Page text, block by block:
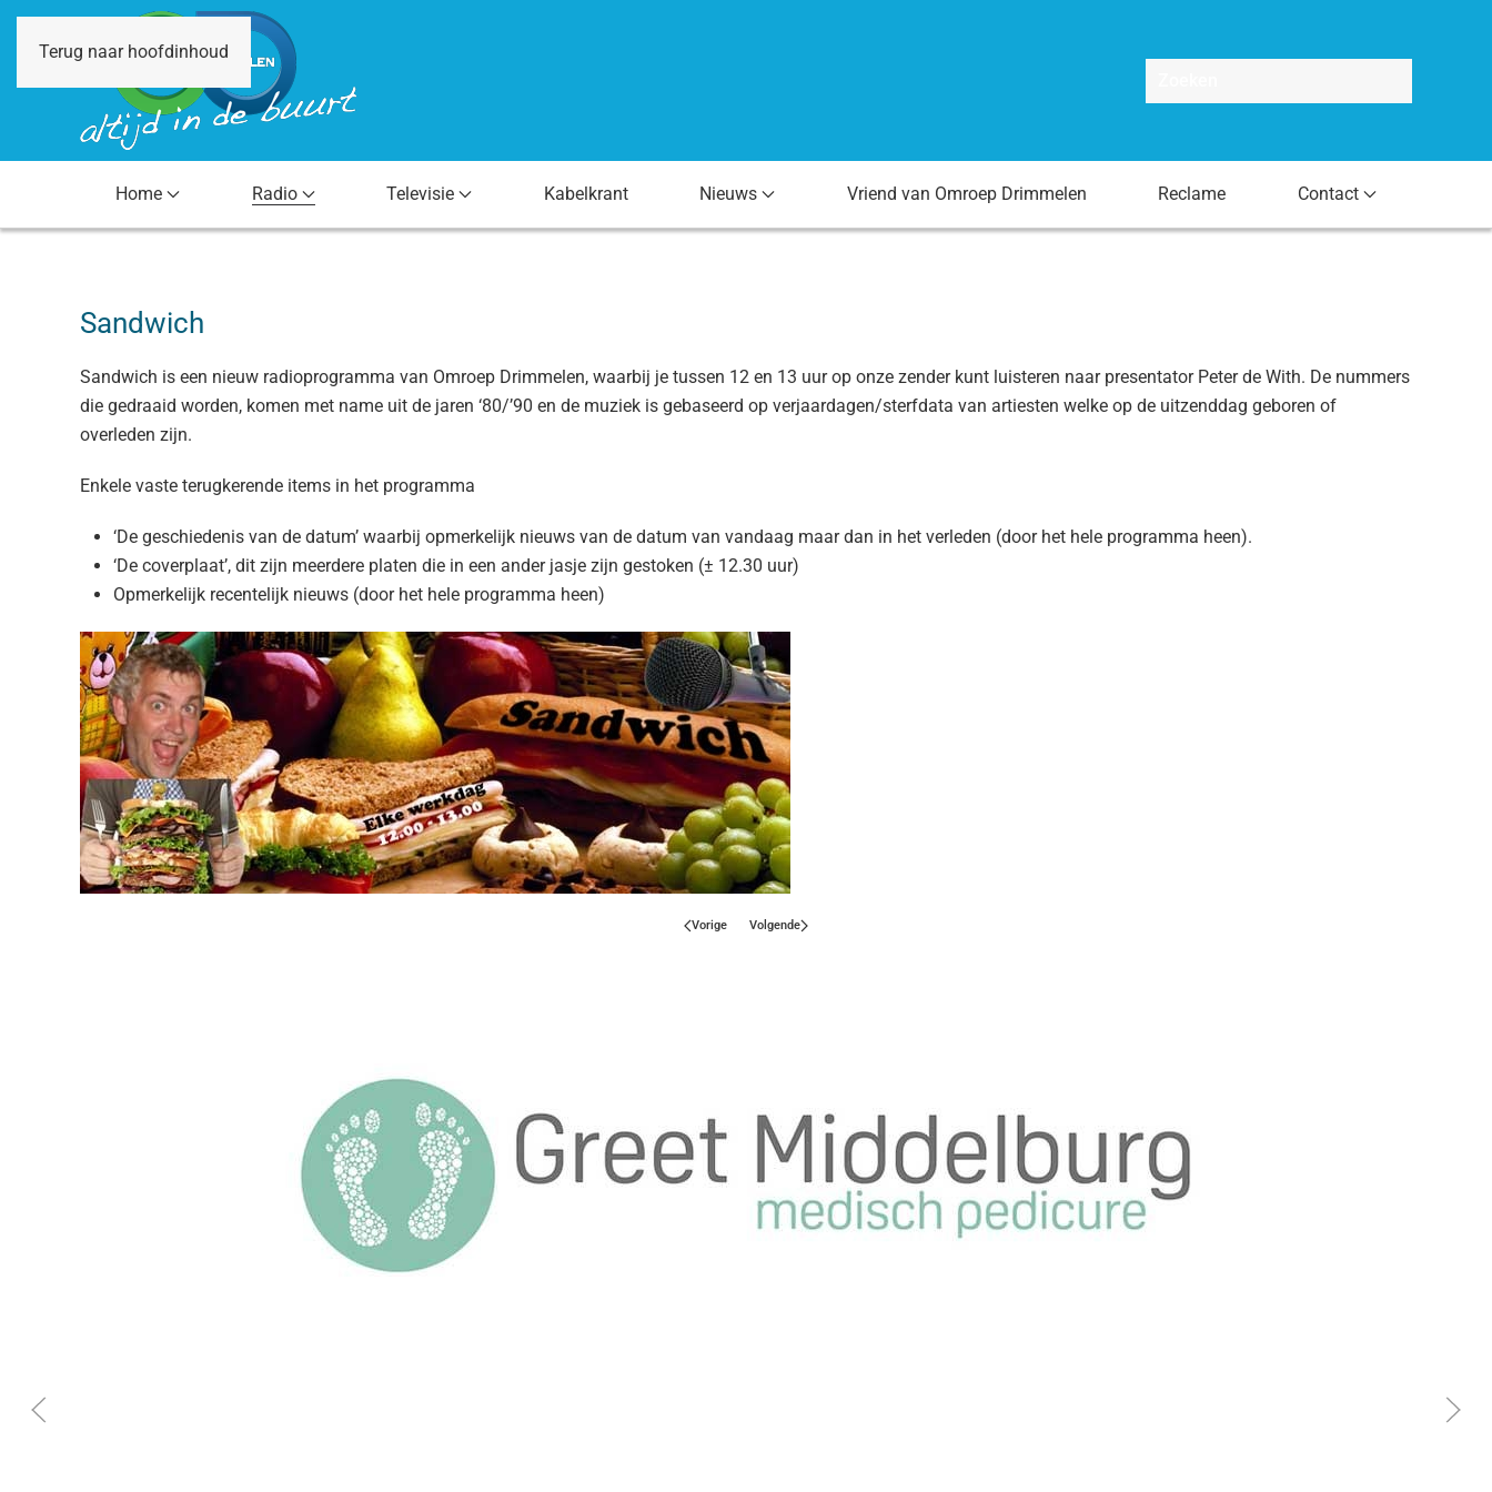
Terug naar hoofdinhoud
Home Radio Televisie Kabelkrant Nieuws Vriend van Omroep Drimmelen Reclame Contact
Sandwich
Sandwich is een nieuw radioprogramma van Omroep Drimmelen, waarbij je tussen 12 en 13 uur op onze zender kunt luisteren naar presentator Peter de With. De nummers
die gedraaid worden, komen met name uit de jaren ‘80/’90 en de muziek is gebaseerd op verjaardagen/sterfdata van artiesten welke op de uitzenddag geboren of
overleden zijn.
Enkele vaste terugkerende items in het programma
‘De geschiedenis van de datum’ waarbij opmerkelijk nieuws van de datum van vandaag maar dan in het verleden (door het hele programma heen).
‘De coverplaat’, dit zijn meerdere platen die in een ander jasje zijn gestoken (± 12.30 uur)
Opmerkelijk recentelijk nieuws (door het hele programma heen)
Vorige Volgende